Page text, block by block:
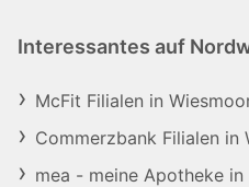
Interessantes auf
McFit Filialen in
Commerzbank Filialen in
mea - meine Apotheke in